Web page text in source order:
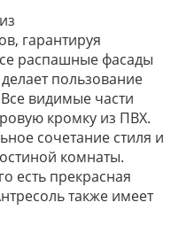
гарантируя
распашные фасады
пользование
видимые части
кромку из ПВХ.
сочетание стиля и
комнаты.
есть прекрасная
также имеет